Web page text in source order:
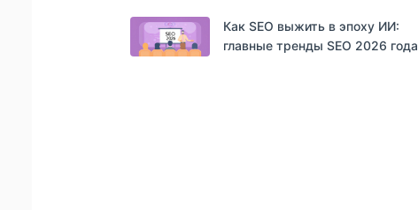
Как SEO выжить в эпоху ИИ:
главные тренды SEO 2026 года